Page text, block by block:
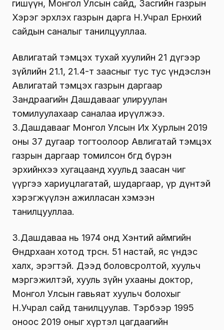
гишүүн, Монгол Улсын сайд, Засгийн газрын
Хэрэг эрхлэх газрын дарга Н.Учрал Ерөнхий
сайдын саналыг танилцууллаа.
Авлигатай тэмцэх тухай хуулийн 21 дүгээр
зүйлийн 21.1, 21.4-т заасныг тус тус үндэслэн
Авлигатай тэмцэх газрын даргаар
Зандраагийн Дашдавааг улируулан
томилуулахаар саналаа ирүүлжээ.
З.Дашдавааг Монгол Улсын Их Хурлын 2019
оны 37 дугаар тогтоолоор Авлигатай тэмцэх
газрын даргаар томилсон бөгөөд бүрэн
эрхийнхээ хугацаанд хуульд заасан чиг
үүргээ хариуцлагатай, шударгаар, үр дүнтэй
хэрэгжүүлэн ажилласан хэмээн
танилцууллаа.
З.Дашдаваа нь 1974 онд Хэнтий аймгийн
Өндөрхаан хотод төрсөн. 51 настай, яс үндэс
халх, эрэгтэй. Дээд боловсролтой, хуульч
мэргэжилтэй, хууль зүйн ухааны доктор,
Монгол Улсын гавьяат хуульч болохыг
Н.Учрал сайд танилцуулав. Тэрбээр 1995
оноос 2019 оныг хүртэл цагдаагийн